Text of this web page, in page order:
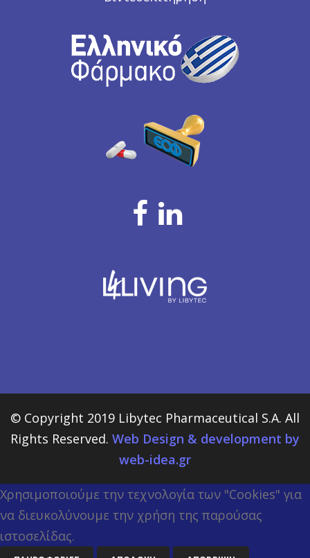
© Copyright 2019 Libytec Pharmaceutical S.A. All
Rights Reserved. Web Design & development by
web-idea.gr
Χρησιμοποιούμε την τεχνολογία των "Cookies" για
να διευκολύνουμε την χρήση της παρούσας
ιστοσελίδας.